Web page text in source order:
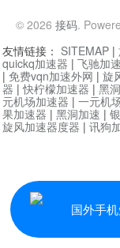
© 2026 接码.
国外手
友情链接： SITEMAP |
quickq加速器 | 飞驰加
| 免费vqn加速外网 | 旋
器 |快柠檬加速器 | 黑
元机场加速器 | 一元机
果加速器 | 黑洞加速 |
旋风加速器度器 | 讯狗